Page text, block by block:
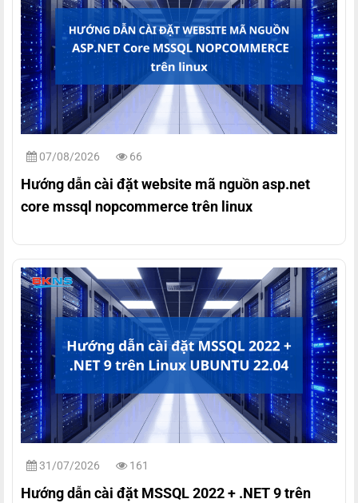
07/08/2026 66
Hướng dẫn cài đặt website mã nguồn asp.net
core mssql nopcommerce trên linux
31/07/2026 161
Hướng dẫn cài đặt MSSQL 2022 + .NET 9 trên